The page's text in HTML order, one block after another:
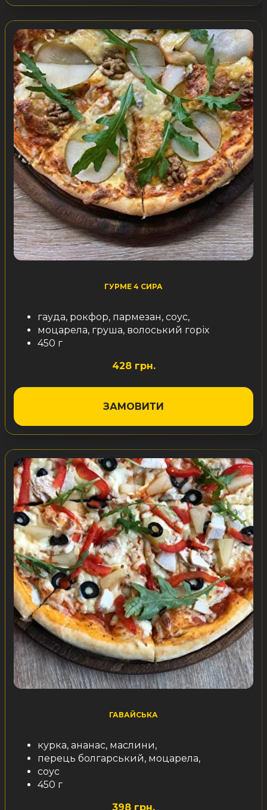
ГУРМЕ 4 СИРА
гауда, рокфор, пармезан, соус,
моцарела, груша, волоський горіх
450 г
428 грн.
ЗАМОВИТИ
ГАВАЙСЬКА
курка, ананас, маслини,
перець болгарський, моцарела,
соус
450 г
398 грн.